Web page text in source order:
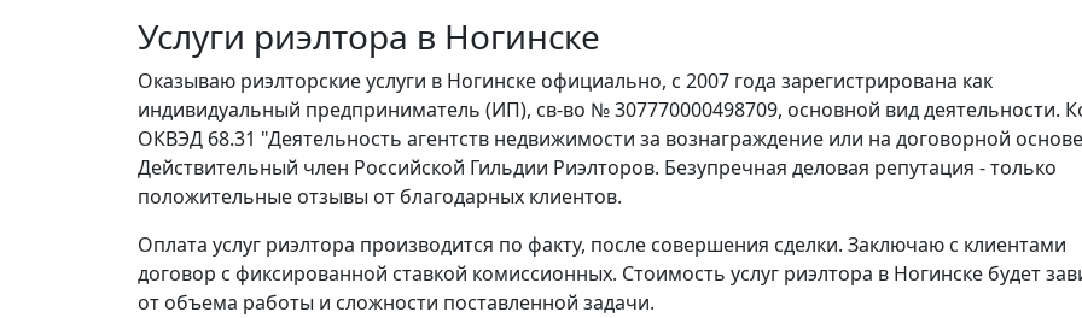
Услуги риэлтора в Ногинске
Оказываю риэлторские услуги в Ногинске официально, с 2007 года зарегистрирована как
индивидуальный предприниматель (ИП), св-во № 307770000498709, основной вид деятельности.
ОКВЭД 68.31 "Деятельность агентств недвижимости за вознаграждение или на договорной
Действительный член Российской Гильдии Риэлторов. Безупречная деловая репутация - только
положительные отзывы от благодарных клиентов.
Оплата услуг риэлтора производится по факту, после совершения сделки. Заключаю с клиентами
договор с фиксированной ставкой комиссионных. Стоимость услуг риэлтора в Ногинске будет
от объема работы и сложности поставленной задачи.